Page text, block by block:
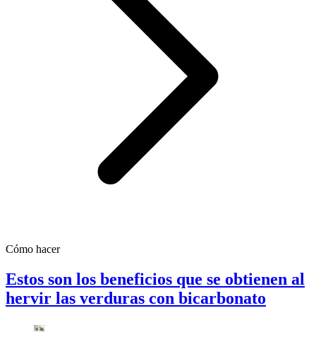
Cómo hacer
Estos son los beneficios que se obtienen al
hervir las verduras con bicarbonato